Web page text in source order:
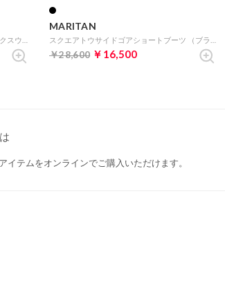
MARITAN
￥28,600 ￥16,500
イテムをオンラインでご購入いただけます。